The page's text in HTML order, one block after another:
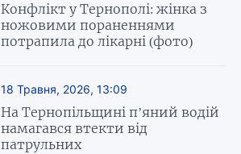
Конфлікт у Тернополі: жінка з
ножовими пораненнями
потрапила до лікарні (фото)
18 Травня, 2026, 13:09
На Тернопільщині п’яний водій
намагався втекти від
патрульних